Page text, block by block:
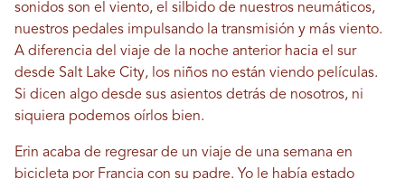
sonidos son el viento, el silbido de nuestros neumáticos,
nuestros pedales impulsando la transmisión y más viento.
A diferencia del viaje de la noche anterior hacia el sur
desde Salt Lake City, los niños no están viendo películas.
Si dicen algo desde sus asientos detrás de nosotros, ni
siquiera podemos oírlos bien.
Erin acaba de regresar de un viaje de una semana en
bicicleta por Francia con su padre. Yo le había estado